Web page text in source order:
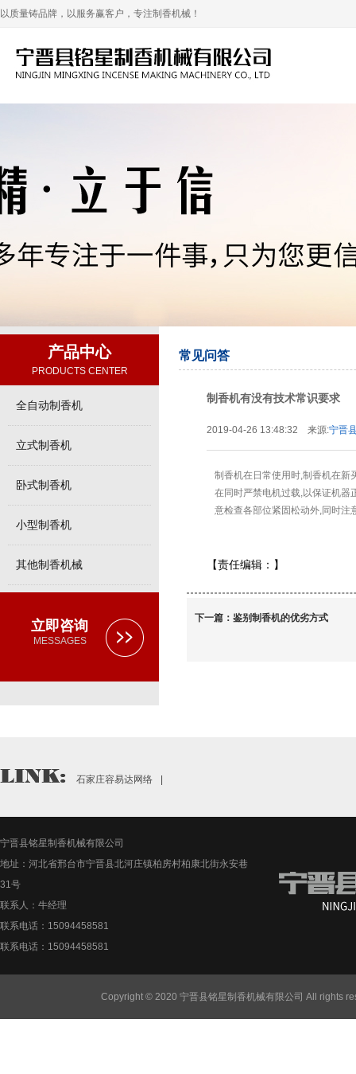
以质量铸品牌，以服务赢客户，专注制香机械！
产品中心
PRODUCTS CENTER
全自动制香机
立式制香机
卧式制香机
小型制香机
其他制香机械
立即咨询
MESSAGES
常见问答
制香机有没有技术常识要求
2019-04-26 13:48:32 来源:宁晋
制香机在日常使用时,制香机在新
在同时严禁电机过载,以保证机器
意检查各部位紧固松动外,同时注
【责任编辑： 】
下一篇： 鉴别制香机的优劣方式
石家庄容易达网络
宁晋县铭星制香机械有限公司
地址：河北省邢台市宁晋县北河庄镇柏房村柏康北街永安巷
31号
联系人：牛经理
联系电话：15094458581
联系电话：15094458581
Copyright © 2020 宁晋县铭星制香机械有限公司 All rights